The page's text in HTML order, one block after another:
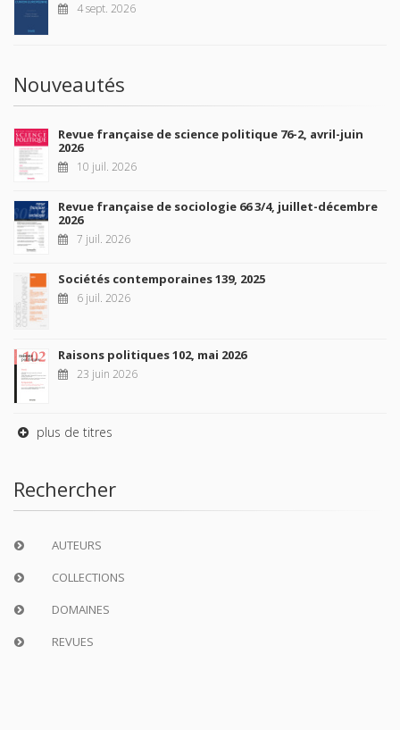
4 sept. 2026
Nouveautés
Revue française de science politique 76-2, avril-juin
2026
10 juil. 2026
Revue française de sociologie 66 3/4, juillet-décembre
2026
7 juil. 2026
Sociétés contemporaines 139, 2025
6 juil. 2026
Raisons politiques 102, mai 2026
23 juin 2026
plus de titres
Rechercher
AUTEURS
COLLECTIONS
DOMAINES
REVUES